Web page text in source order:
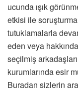
ucunda ışık
etkisi ile
tutuklamalarla
eden veya
seçilmiş
kurumlarında esir
Buradan sizlerin